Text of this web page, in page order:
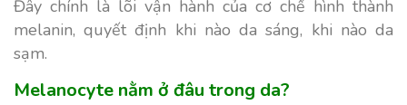
Đây chính là lõi vận hành của cơ chế hình thành
melanin, quyết định khi nào da sáng, khi nào da
sạm.
Melanocyte nằm ở đâu trong da?